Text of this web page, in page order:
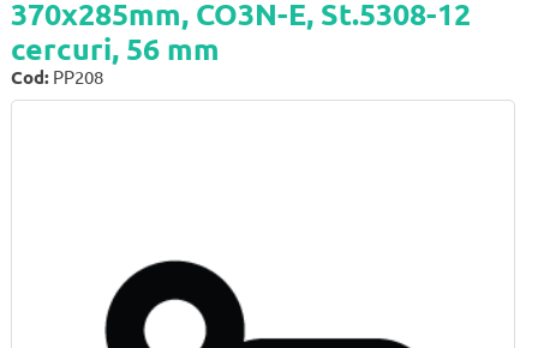
370x285mm, CO3N-E, St.5308-12
cercuri, 56 mm
Cod: PP208